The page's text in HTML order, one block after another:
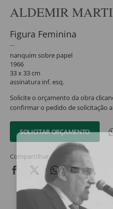
ALDEMIR
Figura Feminina
nanquim sobre papel
1966
33 x 33 cm
assinatura inf. esq.
Solicite o orçamento da obra
confirmar o pedido de solicitação
SOLICITAR ORÇAMENTO
Compartilhar